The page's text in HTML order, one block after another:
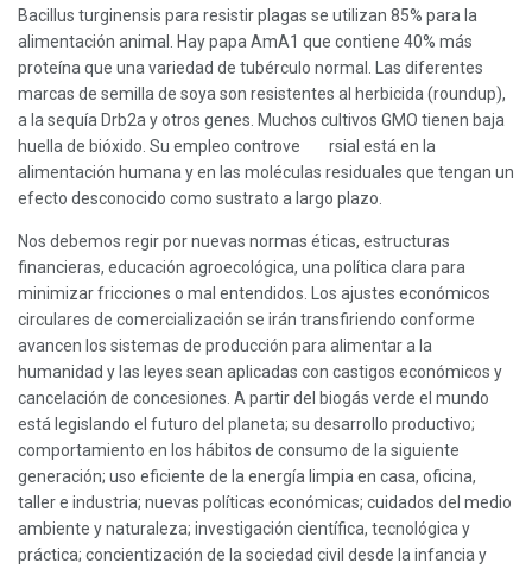
Bacillus turginensis para resistir plagas se utilizan 85% para la
alimentación animal. Hay papa AmA1 que contiene 40% más
proteína que una variedad de tubérculo normal. Las diferentes
marcas de semilla de soya son resistentes al herbicida (roundup),
a la sequía Drb2a y otros genes. Muchos cultivos GMO tienen baja
huella de bióxido. Su empleo controve
rsial está en la
alimentación humana y en las moléculas residuales que tengan un
efecto desconocido como sustrato a largo plazo.
Nos debemos regir por nuevas normas éticas, estructuras
financieras, educación agroecológica, una política clara para
minimizar fricciones o mal entendidos. Los ajustes económicos
circulares de comercialización se irán transfiriendo conforme
avancen los sistemas de producción para alimentar a la
humanidad y las leyes sean aplicadas con castigos económicos y
cancelación de concesiones. A partir del biogás verde el mundo
está legislando el futuro del planeta; su desarrollo productivo;
comportamiento en los hábitos de consumo de la siguiente
generación; uso eficiente de la energía limpia en casa, oficina,
taller e industria; nuevas políticas económicas; cuidados del medio
ambiente y naturaleza; investigación científica, tecnológica y
práctica; concientización de la sociedad civil desde la infancia y